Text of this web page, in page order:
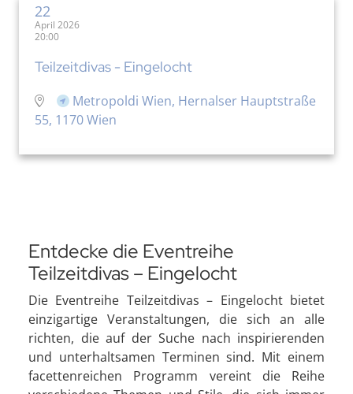
22
April 2026
20:00
Teilzeitdivas - Eingelocht
Metropoldi Wien, Hernalser Hauptstraße
55, 1170 Wien
Entdecke die Eventreihe
Teilzeitdivas – Eingelocht
Die Eventreihe Teilzeitdivas – Eingelocht bietet
einzigartige Veranstaltungen, die sich an alle
richten, die auf der Suche nach inspirierenden
und unterhaltsamen Terminen sind. Mit einem
facettenreichen Programm vereint die Reihe